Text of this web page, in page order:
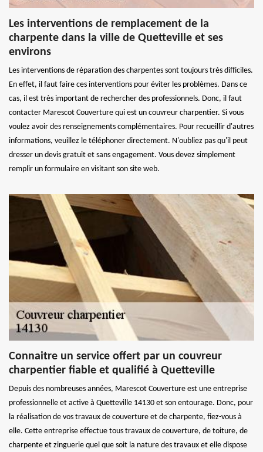
Les interventions de remplacement de la
charpente dans la ville de Quetteville et ses
environs
Les interventions de réparation des charpentes sont toujours très difficiles.
En effet, il faut faire ces interventions pour éviter les problèmes. Dans ce
cas, il est très important de rechercher des professionnels. Donc, il faut
contacter Marescot Couverture qui est un couvreur charpentier. Si vous
voulez avoir des renseignements complémentaires. Pour recueillir d'autres
informations, veuillez le téléphoner directement. N'oubliez pas qu'il peut
dresser un devis gratuit et sans engagement. Vous devez simplement
remplir un formulaire en visitant son site web.
Connaitre un service offert par un couvreur
charpentier fiable et qualifié à Quetteville
Depuis des nombreuses années, Marescot Couverture est une entreprise
professionnelle et active à Quetteville 14130 et son entourage. Donc, pour
la réalisation de vos travaux de couverture et de charpente, fiez-vous à
elle. Cette entreprise effectue tous travaux de couverture, de toiture, de
charpente et zinguerie quel que soit la nature des travaux et elle dispose